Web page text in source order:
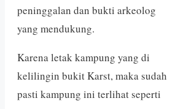
peninggalan dan bukti arkeolog
yang mendukung.
Karena letak kampung yang di
kelilingin bukit Karst, maka sudah
pasti kampung ini terlihat seperti